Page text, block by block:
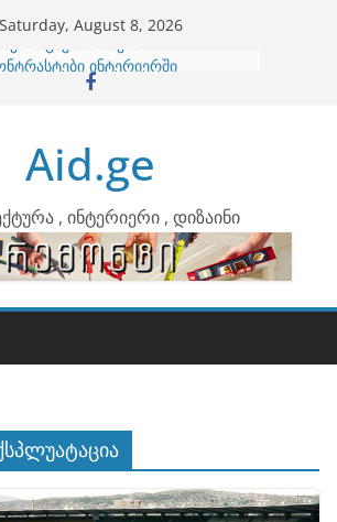
Saturday, August 8, 2026
გაერთიანება
ინტერიერში
დიზიანი
წარმოგიდგენთ
Aid.ge
, ინტერიერი , დიზაინი